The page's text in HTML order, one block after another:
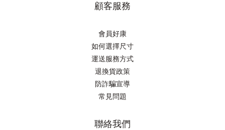
顧客服務
會員好康
如何選擇尺寸
運送服務方式
退換貨政策
防詐騙宣導
常見問題
聯絡我們